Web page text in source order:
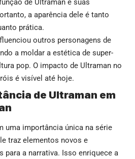
de Ultraman e suas
a aparência dele é tanto
prática.
outros personagens de
a moldar a estética de super-
pop. O impacto de Ultraman no
é visível até hoje.
de Ultraman em
uma importância única na série
traz elementos novos e
para a narrativa. Isso enriquece a